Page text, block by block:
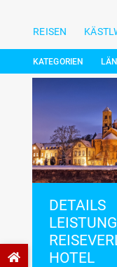
REISEN
KATEGORIEN
DETAILS
HOTEL